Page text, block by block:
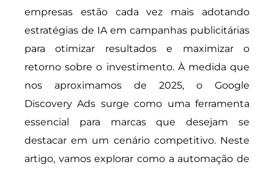
empresas estão cada vez mais adotando
estratégias de IA em campanhas publicitárias
para otimizar resultados e maximizar o
retorno sobre o investimento. À medida que
nos aproximamos de 2025, o Google
Discovery Ads surge como uma ferramenta
essencial para marcas que desejam se
destacar em um cenário competitivo. Neste
artigo, vamos explorar como a automação de